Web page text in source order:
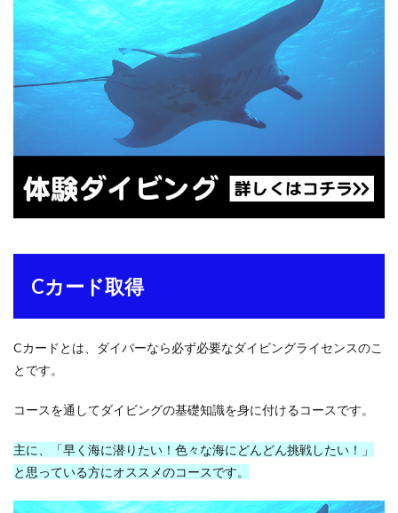
Cカード取得
Cカードとは、ダイバーなら必ず必要なダイビングライセンスのこ
とです。
コースを通してダイビングの基礎知識を身に付けるコースです。
主に、「早く海に潜りたい！色々な海にどんどん挑戦したい！」
と思っている方にオススメのコースです。